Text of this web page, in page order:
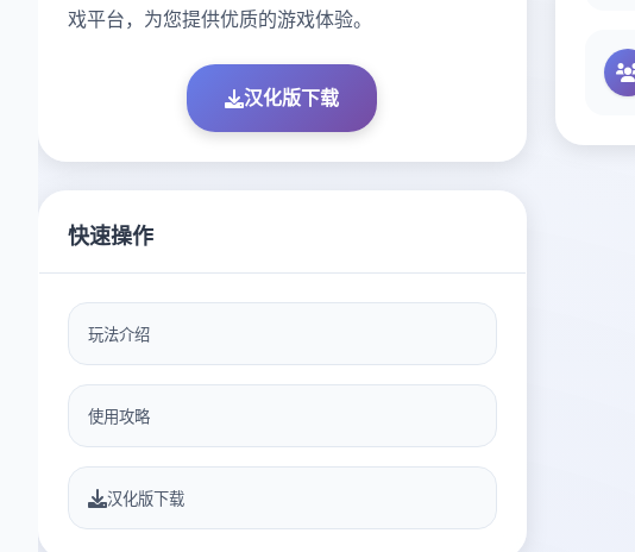
戏平台，为您提供优质的游戏体验。
汉化版下载
快速操作
玩法介绍
使用攻略
汉化版下载